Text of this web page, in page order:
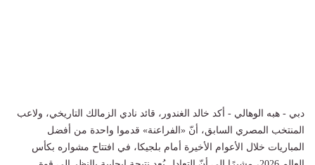
دبي - هبه الوهالي - أكد خالد الغندور، قائد نادي الزمالك التاريخي، ولاعب
المنتخب المصري السابق، أنّ «الفراعنة» قدموا واحدة من أفضل
المباريات خلال الأعوام الأخيرة أمام بلجيكا، في افتتاح مشواره بكأس